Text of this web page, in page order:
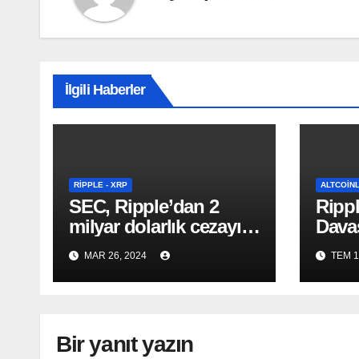
İlgili Haberler
RIPPLE - XRP
SEC, Ripple’dan 2
milyar dolarlık cezayı
talep ediyor!
MAR 26, 2024 TEM
Bir yanıt yazın